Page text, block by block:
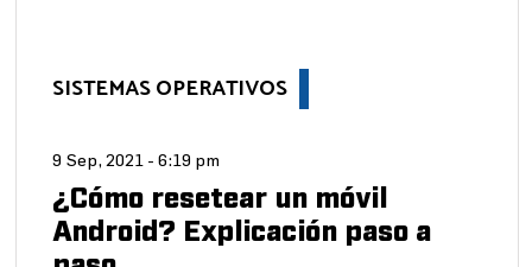
SISTEMAS OPERATIVOS
9 Sep, 2021 - 6:19 pm
¿Cómo resetear un móvil
Android? Explicación paso a